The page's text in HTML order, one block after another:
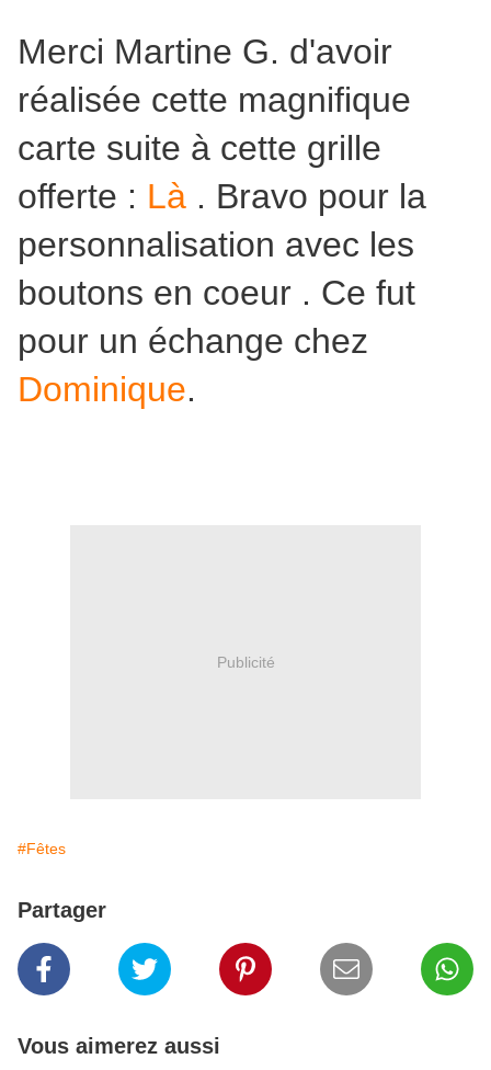
Merci Martine G. d'avoir
réalisée cette magnifique
carte suite à cette grille
offerte : Là . Bravo pour la
personnalisation avec les
boutons en coeur . Ce fut
pour un échange chez
Dominique.
Publicité
#Fêtes
Partager
Vous aimerez aussi